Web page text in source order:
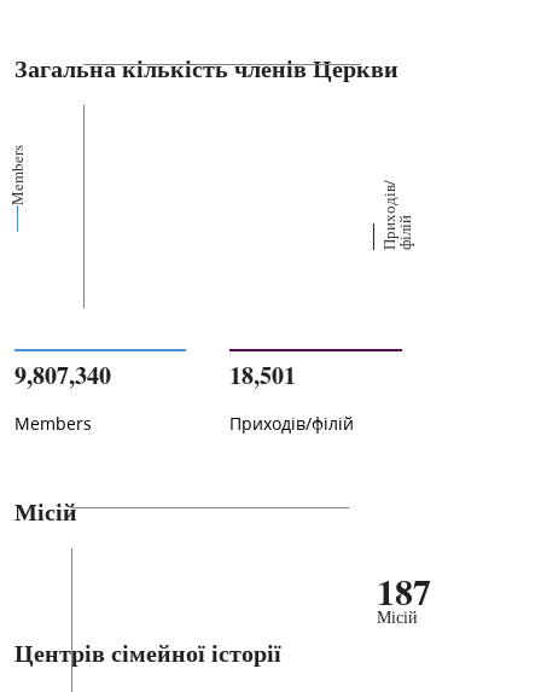
Загальна кількість членів Церкви
Members
П
р
их
о
д
і
в
/
ф
і
л
ій
9,807,340
Members
18,501
Приходів/філій
Місій
187
Місій
Центрів сімейної історії